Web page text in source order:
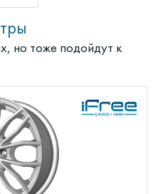
но тоже подойдут к